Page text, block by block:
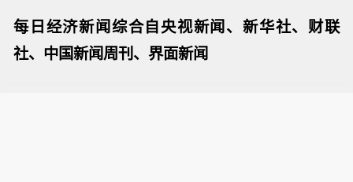
每日经济新闻综合自央视新闻、新华社、财联
社、中国新闻周刊、界面新闻